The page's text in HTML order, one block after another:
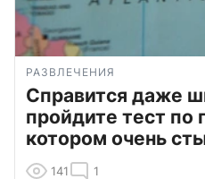
РАЗВЛЕЧЕНИЯ
Справится даже
пройдите тест по
котором очень
141 1